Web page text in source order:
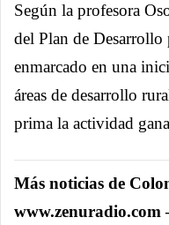
Según la profesora
del Plan de
enmarcado en una
áreas de desarrollo
prima la actividad
Más noticias de
www.zenuradio.com